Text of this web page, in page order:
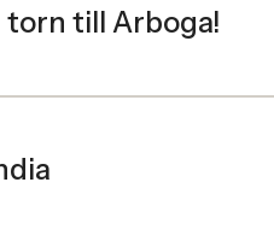
till Arboga!